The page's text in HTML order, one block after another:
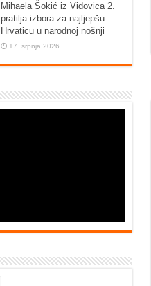
Mihaela Šokić iz Vidovica 2.
pratilja izbora za najljepšu
Hrvaticu u narodnoj nošnji
17. srpnja 2026.